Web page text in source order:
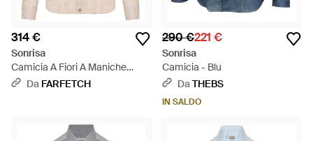
314 €
Sonrisa
Camicia A Fiori A Maniche
Lunghe - Bianco
Da FARFETCH
290 €221 €
Sonrisa
Camicia - Blu
DaTHEBS
IN SALDO